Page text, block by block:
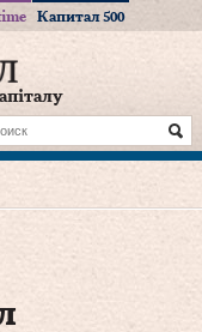
Капитал 500